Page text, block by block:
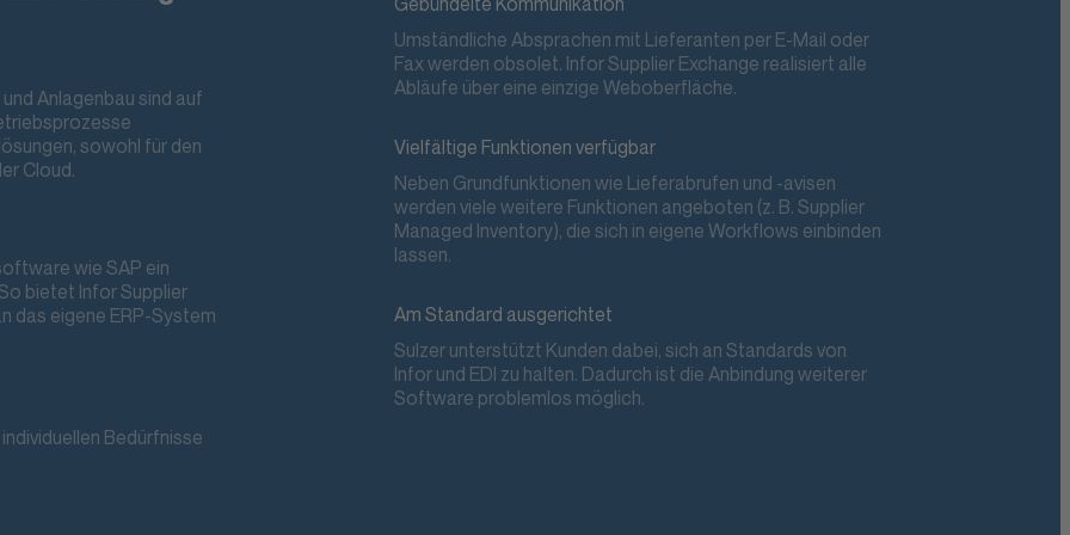
Anlagenbau sind auf
sowohl für den
Cloud.
wie SAP ein
bietet Infor Supplier
das eigene ERP-System
Bedürfnisse
Umständliche Absprachen mit Lieferanten per E-Mail oder
Fax werden obsolet. Infor Supplier Exchange realisiert alle
Abläufe über eine einzige Weboberfläche.
Vielfältige Funktionen verfügbar
Neben Grundfunktionen wie Lieferabrufen und -avisen
werden viele weitere Funktionen angeboten (z. B. Supplier
Managed Inventory), die sich in eigene Workflows einbinden
lassen.
Am Standard ausgerichtet
Sulzer unterstützt Kunden dabei, sich an Standards von
Infor und EDI zu halten. Dadurch ist die Anbindung weiterer
Software problemlos möglich.